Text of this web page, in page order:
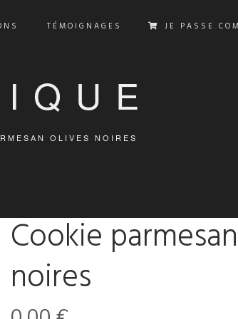
TÉMOIGNAGES JE PASSE
OLIVES NOIRES
Cookie
noires